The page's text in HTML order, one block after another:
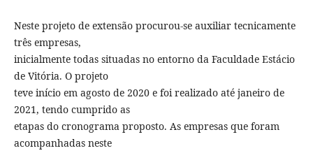
Neste projeto de extensão procurou-se auxiliar tecnicamente
três empresas,
inicialmente todas situadas no entorno da Faculdade Estácio
de Vitória. O projeto
teve início em agosto de 2020 e foi realizado até janeiro de
2021, tendo cumprido as
etapas do cronograma proposto. As empresas que foram
acompanhadas neste